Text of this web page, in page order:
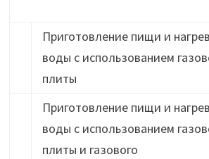
Приготовление пищи и нагрев
воды с использованием
плиты
Приготовление пищи и нагрев
воды с использованием
плиты и газового